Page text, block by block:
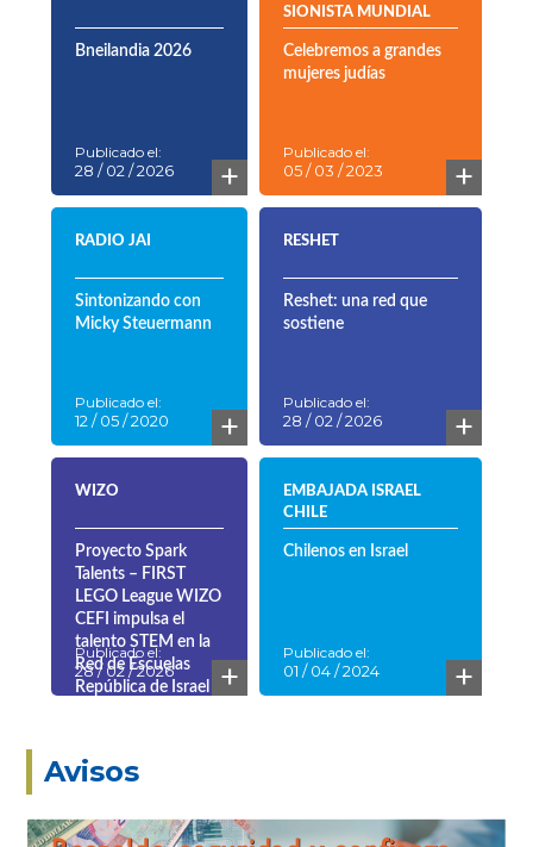
Bneilandia 2026
Publicado el:
28 / 02 / 2026 +
SIONISTA MUNDIAL
Celebremos a grandes
mujeres judías
Publicado el:
05 / 03 / 2023 +
RADIO JAI
Sintonizando con
Micky Steuermann
Publicado el:
12 / 05 / 2020 +
RESHET
Reshet: una red que
sostiene
Publicado el:
28 / 02 / 2026 +
WIZO
Proyecto Spark
Talents – FIRST
LEGO League WIZO
CEFI impulsa el
talento STEM en la
Red de Escuelas
República de Israel
Publicado el:
28 / 02 / 2026 +
EMBAJADA ISRAEL
CHILE
Chilenos en Israel
Publicado el:
01 / 04 / 2024 +
Avisos